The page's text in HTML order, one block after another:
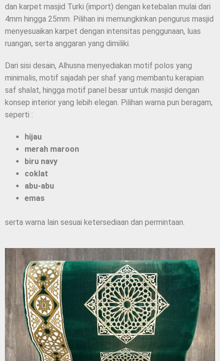
dan karpet masjid Turki (import) dengan ketebalan mulai dari
4mm hingga 25mm. Pilihan ini memungkinkan pengurus masjid
menyesuaikan karpet dengan intensitas penggunaan, luas
ruangan, serta anggaran yang dimiliki.
Dari sisi desain, Alhusna menyediakan motif polos yang
minimalis, motif sajadah per shaf yang membantu kerapian
saf shalat, hingga motif panel besar untuk masjid dengan
konsep interior yang lebih elegan. Pilihan warna pun beragam,
seperti :
hijau
merah maroon
biru navy
coklat
abu-abu
emas
serta warna lain sesuai ketersediaan dan permintaan.